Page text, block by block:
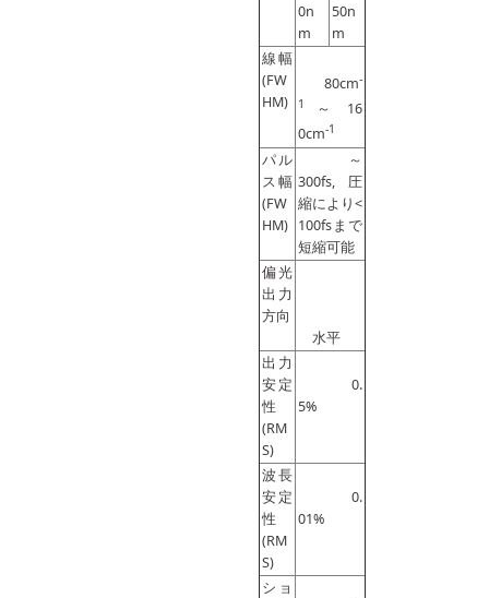
0n
m
50n
m
線幅
(FW
HM)
80cm-
1
～ 16
0cm-1
パル
ス幅
(FW
HM)
～
300fs, 圧
縮により<
100fsまで
短縮可能
偏光
出力
方向
水平
出力
安定
性
(RM
S)
0.
5%
波長
安定
性
(RM
S)
0.
01%
ショ